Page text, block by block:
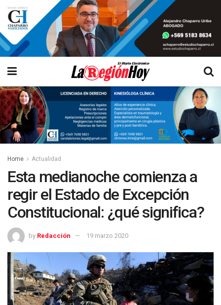
Home Actualidad
Esta medianoche comienza a
regir el Estado de Excepción
Constitucional: ¿qué significa?
by Redacción 19 marzo 2020